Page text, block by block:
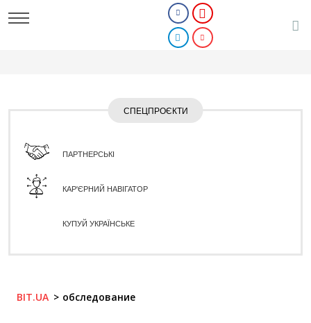
СПЕЦПРОЄКТИ
ПАРТНЕРСЬКІ
КАР'ЄРНИЙ НАВІГАТОР
КУПУЙ УКРАЇНСЬКЕ
BIT.UA обследование